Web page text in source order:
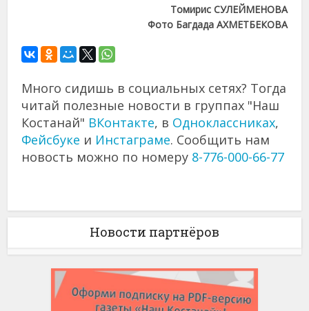
Томирис СУЛЕЙМЕНОВА
Фото Багдада АХМЕТБЕКОВА
Много сидишь в социальных сетях? Тогда
читай полезные новости в группах "Наш
Костанай" ВКонтакте, в Одноклассниках,
Фейсбуке и Инстаграме. Сообщить нам
новость можно по номеру 8-776-000-66-77
Новости партнёров